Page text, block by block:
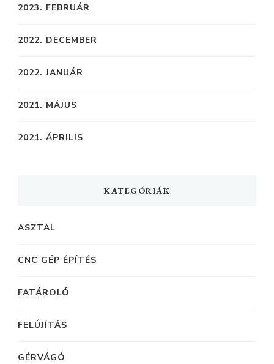
2023. FEBRUÁR
2022. DECEMBER
2022. JANUÁR
2021. MÁJUS
2021. ÁPRILIS
KATEGÓRIÁK
ASZTAL
CNC GÉP ÉPÍTÉS
FATÁROLÓ
FELÚJÍTÁS
GÉRVÁGÓ